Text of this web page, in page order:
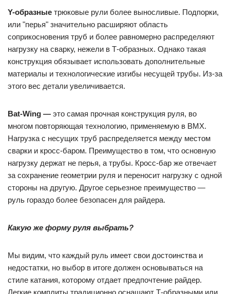
Y-образные трюковые рули более выносливые. Подпорки,
или "перья" значительно расширяют область
соприкосновения труб и более равномерно распределяют
нагрузку на сварку, нежели в Т-образных. Однако такая
конструкция обязывает использовать дополнительные
материалы и технологические изгибы несущей трубы. Из-за
этого вес детали увеличивается.
Bat-Wing — это самая прочная конструкция руля, во
многом повторяющая технологию, применяемую в BMX.
Нагрузка с несущих труб распределяется между местом
сварки и кросс-баром. Преимущество в том, что основную
нагрузку держат не перья, а трубы. Кросс-бар же отвечает
за сохранение геометрии руля и переносит нагрузку с одной
стороны на другую. Другое серьезное преимущество —
руль гораздо более безопасен для райдера.
Какую же форму руля выбрать?
Мы видим, что каждый руль имеет свои достоинства и
недостатки, но выбор в итоге должен основываться на
стиле катания, которому отдает предпочтение райдер.
Легкие комплиты традиционно оснащают Т-образными или